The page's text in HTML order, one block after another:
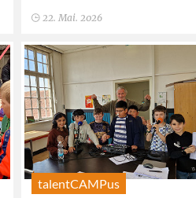
22. Mai. 2026
talentCAMPus